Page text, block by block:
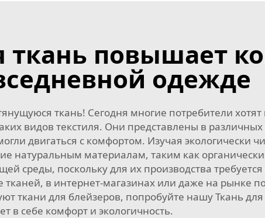
ткань повышает
одежде
ткань! Сегодня многие потребители хотят
видов текстиля. Они представлены в
двигаться с комфортом. Изучая экологически
натуральным материалам, таким как
среды, поскольку для их производства
в интернет-магазинах или даже на рынке
ткани для блейзеров, попробуйте нашуТкань
в себе комфорт и экологичность.